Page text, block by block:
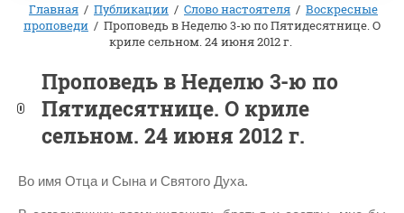
Главная / Публикации / Слово настоятеля / Воскресные
проповеди / Проповедь в Неделю 3-ю по Пятидесятнице. О
криле сельном. 24 июня 2012 г.
Проповедь в Неделю 3-ю по
Пятидесятнице. О криле
сельном. 24 июня 2012 г.
Во имя Отца и Сына и Святого Духа.